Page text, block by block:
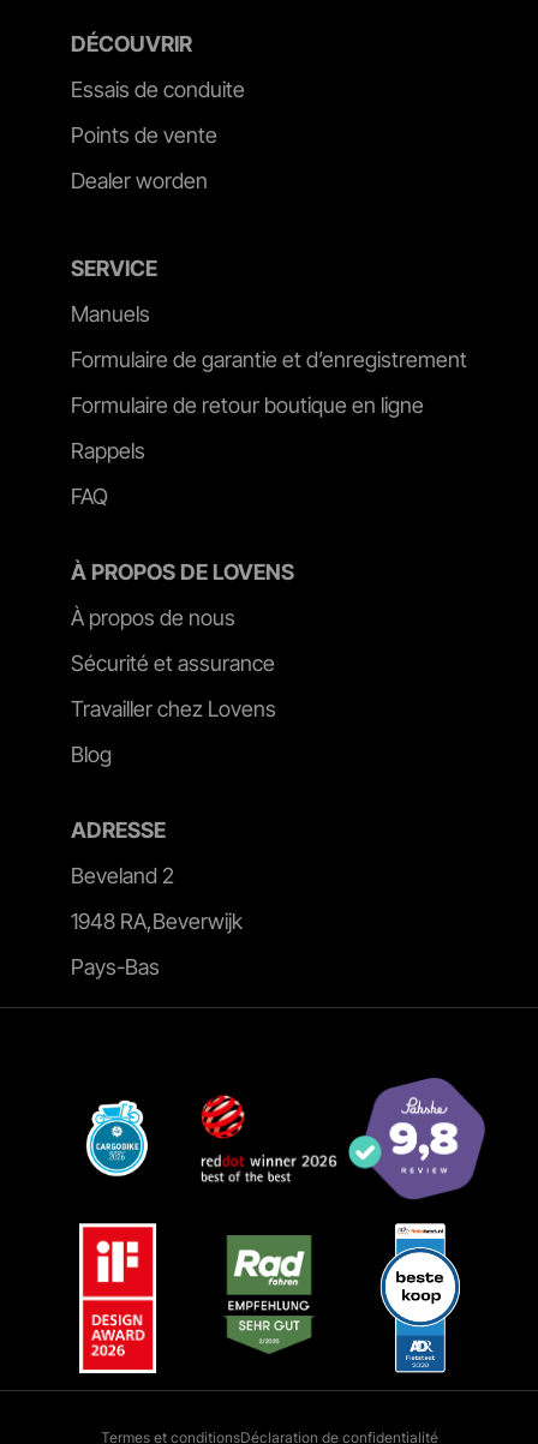
DÉCOUVRIR
Essais de conduite
Points de vente
Dealer worden
SERVICE
Manuels
Formulaire de garantie et d’enregistrement
Formulaire de retour boutique en ligne
Rappels
FAQ
À PROPOS DE LOVENS
À propos de nous
Sécurité et assurance
Travailler chez Lovens
Blog
ADRESSE
Beveland 2
1948 RA,Beverwijk
Pays-Bas
Termes et conditionsDéclaration de confidentialité